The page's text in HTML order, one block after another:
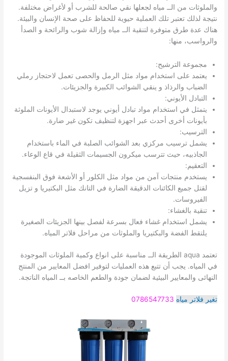
والملوثات من الــ مياه لجعلها نقي صالحة للشرب أو لأغراض مختلفة.
نتيجة لذلك تعتبر تلك العملية حيوية للحفاظ على صحة الإنسان والبيئة.
هناك عدة طرق متوفرة لتنقية الــ مياه وإزالة شوب والرائحة و الصدأ
والرواسب، منها:
مجموعة الترشيح:
يعتمد على استخدام مواد مثل الرمل والحصى تعمل لاحتجاز رملي
الضباب والرذاذ و ينقي الشوائب الكبيرة والجزيئات.
التبادل الأيوني:
يتمثل في استخدام مواد تبادل أيوني يوجد لاستبدال الأيونات الملوثة
بأيونات أخرى أحدث عبر اجهزة لتنظيف تكون غير ضارة.
الترسيب:
يشمل ترسيب مركزي بعد الشوائب الصلبة في الماء باستخدام
الجاذبيه، حيث تترسب ميكرون الجسيمات الثقيلة في قاع الوعاء.
التعقيم:
يستخدم منتجات آمن من مواد مثل الكلور أو الأشعة فوق البنفسجية
لقتل جميع الكائنات الدقيقة الضارة في التانك مثل البكتيريا و تزيل
الفيروسات.
تنقية بالغشاء:
يشمل استخدام غشاء فعال بسرعة لفصل بينها الجزيئات الصغيرة
يلتقط الفضة والبكتيريا والملوثات من مراحل فلاتر المياه.
تعتمد aqua الطريقة الــ مناسبة على انواع وكمية الملوثات الموجودة
في المياه. يجب أن تتبع هذه العمليات لتوفير افضل المعايير من المنتج
النهائى والمعايير البيئية لضمان جودة والطعم الخاصه بــ المياه الناتجة.
تغير فلاتر مياه 0786547733